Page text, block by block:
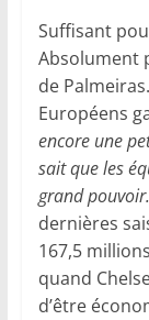
Suffisant
Absolument
de
Européens
encore une
sait que les
grand pouvoir.
dernières
167,5
quand
d’être